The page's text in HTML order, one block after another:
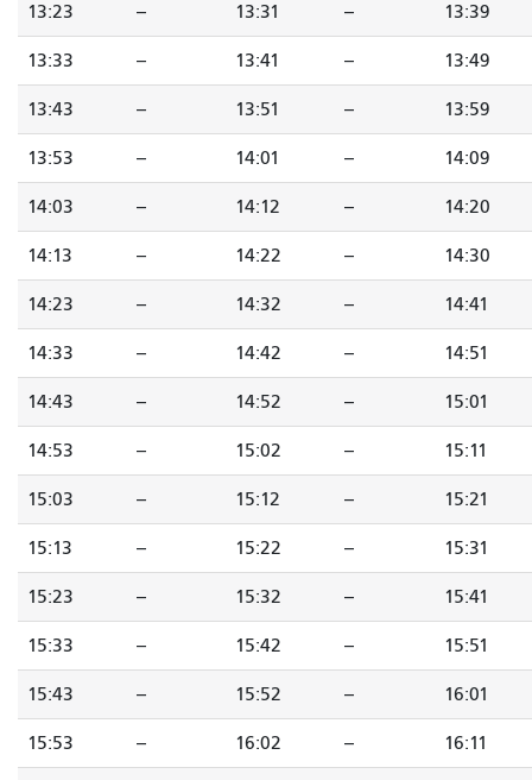
13:23 -- 13:31 -- 13:39
13:33 -- 13:41 -- 13:49
13:43 -- 13:51 -- 13:59
13:53 -- 14:01 -- 14:09
14:03 -- 14:12 -- 14:20
14:13 -- 14:22 -- 14:30
14:23 -- 14:32 -- 14:41
14:33 -- 14:42 -- 14:51
14:43 -- 14:52 -- 15:01
14:53 -- 15:02 -- 15:11
15:03 -- 15:12 -- 15:21
15:13 -- 15:22 -- 15:31
15:23 -- 15:32 -- 15:41
15:33 -- 15:42 -- 15:51
15:43 -- 15:52 -- 16:01
15:53 -- 16:02 -- 16:11